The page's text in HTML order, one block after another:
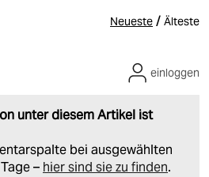
Neueste / Älteste
unter diesem Artikel ist
bei ausgewählten
– hier sind sie zu finden.
einloggen